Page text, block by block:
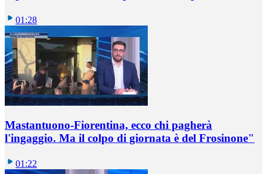
01:28
Mastantuono-Fiorentina, ecco chi pagherà
l'ingaggio. Ma il colpo di giornata è del Frosinone"
01:22